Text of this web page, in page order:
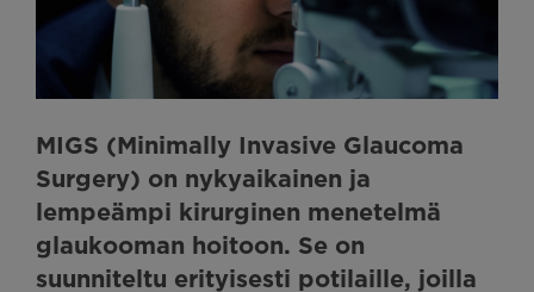
MIGS (Minimally Invasive Glaucoma
Surgery) on nykyaikainen ja
lempeämpi kirurginen menetelmä
glaukooman hoitoon. Se on
suunniteltu erityisesti potilaille, joilla